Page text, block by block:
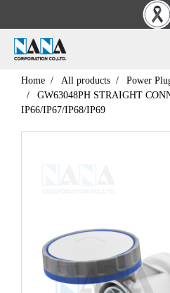
Home All products
Power
GW63048PH STRAIGHT
IP66/IP67/IP68/IP69